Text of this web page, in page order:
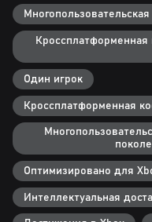
Кроссплатформенная
Один игрок
Кроссплатформенная
Оптимизировано для
Интеллектуальная